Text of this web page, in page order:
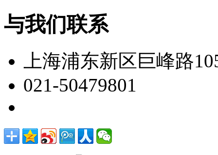
与我们联系
上海浦东新区巨峰路
021-50479801